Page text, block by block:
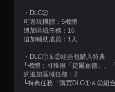
・DLC②
可遊玩機體：5機體
追加區域任務：16
追加輔助成員：1人
・DLC①＆②組合包購入特典
└機體：可獲得「捷爾嘉德」、
的追加區域任務：2
└特典任務「購買DLC①＆②組合